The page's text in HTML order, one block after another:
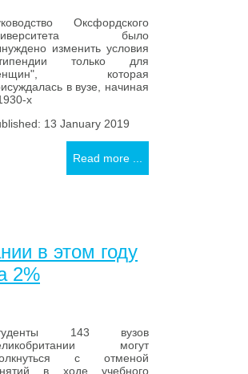
Оксфордского
было
изменить условия
только для
которая
в вузе, начиная
х
13 January 2019
Read more ...
в этом году
2%
143 вузов
могут
с отменой
в ходе учебного